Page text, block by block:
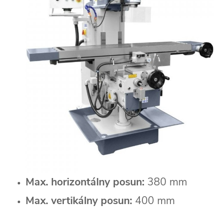
Max. horizontálny posun: 380 mm
Max. vertikálny posun: 400 mm